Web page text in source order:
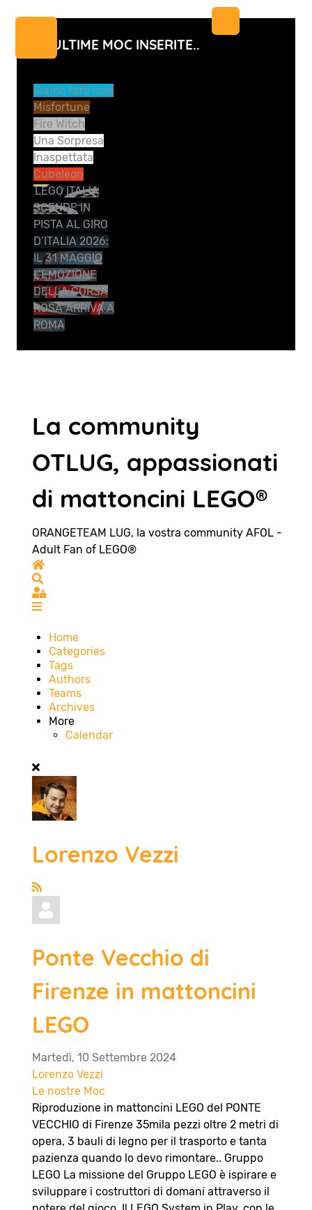
LE ULTIME MOC INSERITE..
Siamo fatti così
Misfortune
Fire Witch
Una Sorpresa
Inaspettata
Cubeleon
LEGO ITALIA
SCENDE IN
PISTA AL GIRO
D’ITALIA 2026:
IL 31 MAGGIO
L’EMOZIONE
DELLA CORSA
ROSA ARRIVA A
ROMA
La community
OTLUG, appassionati
di mattoncini LEGO®
ORANGETEAM LUG, la vostra community AFOL -
Adult Fan of LEGO®
Home
Sign In
Home
Categories
Tags
Authors
Teams
Archives
More
Calendar
Lorenzo Vezzi
Ponte Vecchio di
Firenze in mattoncini
LEGO
Martedì, 10 Settembre 2024
Lorenzo Vezzi
Le nostre Moc
Riproduzione in mattoncini LEGO del PONTE
VECCHIO di Firenze 35mila pezzi oltre 2 metri di
opera, 3 bauli di legno per il trasporto e tanta
pazienza quando lo devo rimontare.. Gruppo
LEGO La missione del Gruppo LEGO è ispirare e
sviluppare i costruttori di domani attraverso il